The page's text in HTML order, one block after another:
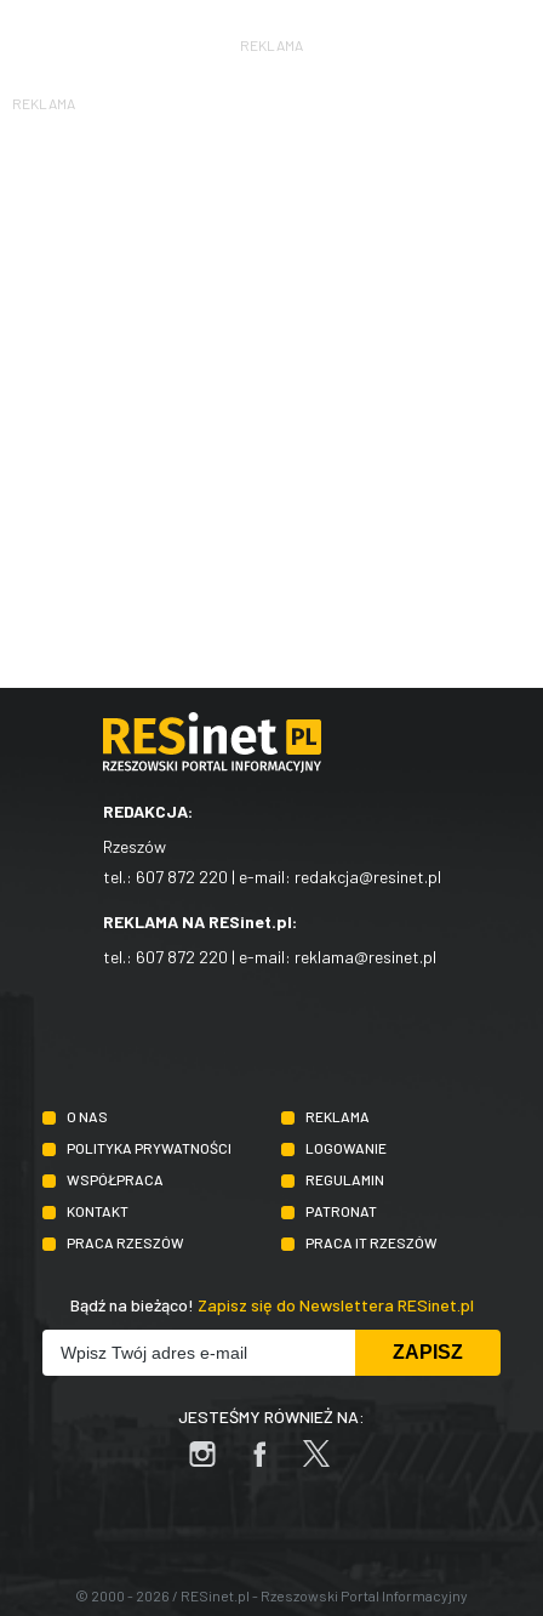
REKLAMA
REKLAMA
REDAKCJA:
Rzeszów
tel.: 607 872 220 | e-mail: redakcja@resinet.pl
REKLAMA NA RESinet.pl:
tel.: 607 872 220 | e-mail: reklama@resinet.pl
O NAS
REKLAMA
POLITYKA PRYWATNOŚCI
LOGOWANIE
WSPÓŁPRACA
REGULAMIN
KONTAKT
PATRONAT
PRACA RZESZÓW
PRACA IT RZESZÓW
Bądź na bieżąco! Zapisz się do Newslettera RESinet.pl
JESTEŚMY RÓWNIEŻ NA:
© 2000 - 2026 / RESinet.pl - Rzeszowski Portal Informacyjny